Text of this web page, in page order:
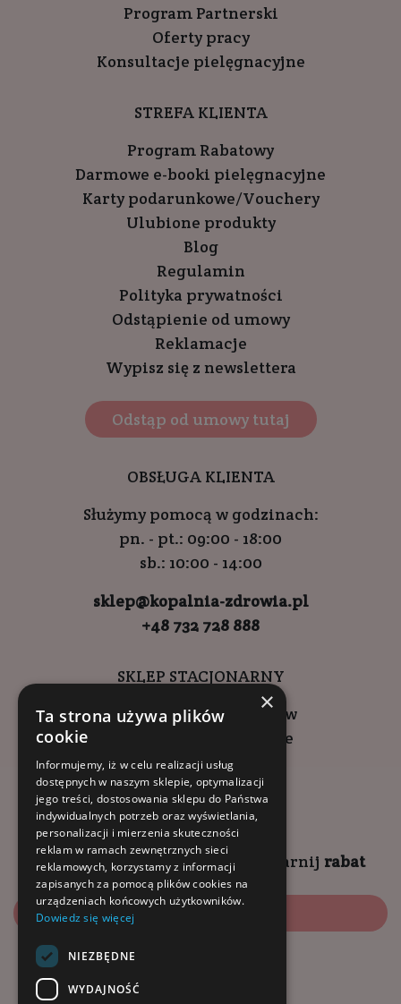
Program Partnerski
Oferty pracy
Konsultacje pielęgnacyjne
STREFA KLIENTA
Program Rabatowy
Darmowe e-booki pielęgnacyjne
Karty podarunkowe/Vouchery
Ulubione produkty
Blog
Regulamin
Polityka prywatności
Odstąpienie od umowy
Reklamacje
Wypisz się z newslettera
Odstąp od umowy tutaj
OBSŁUGA KLIENTA
Służymy pomocą w godzinach:
pn. - pt.: 09:00 - 18:00
sb.: 10:00 - 14:00
sklep@kopalnia-zdrowia.pl
+48 732 728 888
SKLEP STACJONARNY
ul. Wadowicka 6, Kraków
Kompleks Buma Square
godziny otwarcia:
9:00 - 18:00 (pon-pt)
10:00 - 14:00 (sob)
Zapisz się naNEWSLETTER zgarnij rabat
Zapisz się
×
Ta strona używa plików
cookie
Informujemy, iż w celu realizacji usług
dostępnych w naszym sklepie, optymalizacji
jego treści, dostosowania sklepu do Państwa
indywidualnych potrzeb oraz wyświetlania,
personalizacji i mierzenia skuteczności
reklam w ramach zewnętrznych sieci
reklamowych, korzystamy z informacji
zapisanych za pomocą plików cookies na
urządzeniach końcowych użytkowników.
Dowiedz się więcej
NIEZBĘDNE
WYDAJNOŚĆ